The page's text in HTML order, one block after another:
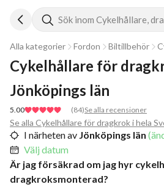
Sök inom Cykelhållare,
Alla kategorier Fordon Biltillbehör
5.00 (84)Se alla recensioner
Cykelhållare för
Jönköpings län
Se alla Cykelhållare för dragkrok i hela
I närheten av Jönköpings län
Välj datum
Är jag försäkrad om jag hyr
dragkroksmonterad?